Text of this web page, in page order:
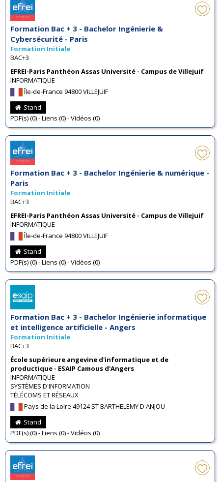
Formation Bac + 3 - Bachelor Ingénierie &
Cybersécurité - Paris
Formation Initiale
BAC+3
EFREI-Paris Panthéon Assas Université - Campus de Villejuif
INFORMATIQUE
Île-de-France 94800 VILLEJUIF
Stand
PDF(s) (0) - Liens (0) - Vidéos (0)
Formation Bac + 3 - Bachelor Ingénierie & numérique -
Paris
Formation Initiale
BAC+3
EFREI-Paris Panthéon Assas Université - Campus de Villejuif
INFORMATIQUE
Île-de-France 94800 VILLEJUIF
Stand
PDF(s) (0) - Liens (0) - Vidéos (0)
Formation Bac + 3 - Bachelor Ingénierie informatique
et intelligence artificielle - Angers
Formation Initiale
BAC+3
École supérieure angevine d'informatique et de
productique - ESAIP Camous d'Angers
INFORMATIQUE
SYSTÈMES D'INFORMATION
TÉLÉCOMS ET RÉSEAUX
Pays de la Loire 49124 ST BARTHELEMY D ANJOU
Stand
PDF(s) (0) - Liens (0) - Vidéos (0)